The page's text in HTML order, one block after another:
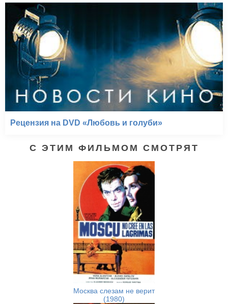
Рецензия на DVD «Любовь и голуби»
С ЭТИМ ФИЛЬМОМ СМОТРЯТ
Москва слезам не верит
(1980)